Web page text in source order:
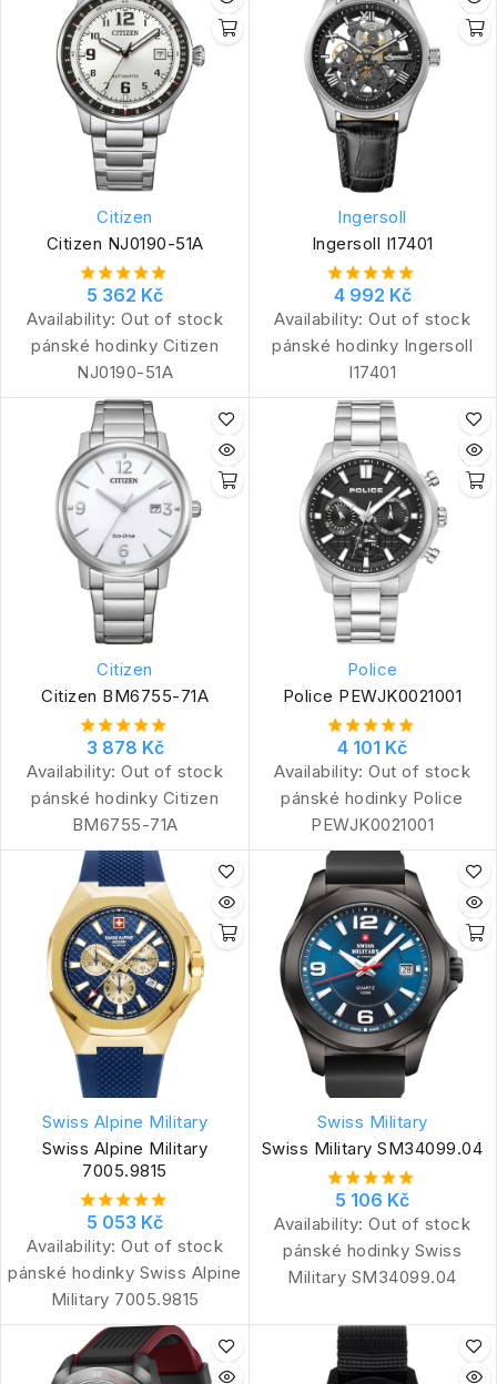
Citizen
Citizen NJ0190-51A
5 362 Kč
Availability: Out of stock
pánské hodinky Citizen
NJ0190-51A
Ingersoll
Ingersoll I17401
4 992 Kč
Availability: Out of stock
pánské hodinky Ingersoll
I17401
Citizen
Citizen BM6755-71A
3 878 Kč
Availability: Out of stock
pánské hodinky Citizen
BM6755-71A
Police
Police PEWJK0021001
4 101 Kč
Availability: Out of stock
pánské hodinky Police
PEWJK0021001
Swiss Alpine Military
Swiss Alpine Military
7005.9815
5 053 Kč
Availability: Out of stock
pánské hodinky Swiss Alpine
Military 7005.9815
Swiss Military
Swiss Military SM34099.04
5 106 Kč
Availability: Out of stock
pánské hodinky Swiss
Military SM34099.04